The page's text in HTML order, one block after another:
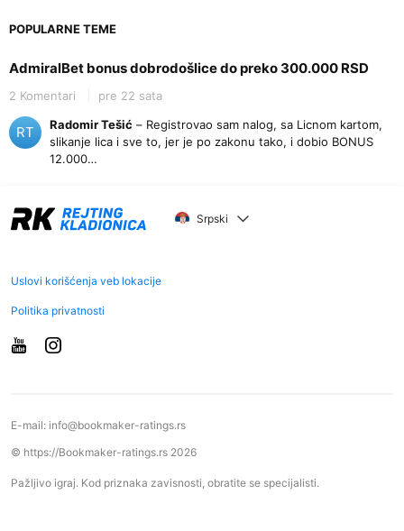
POPULARNE TEME
AdmiralBet bonus dobrodošlice do preko 300.000 RSD
2 Komentari pre 22 sata
RT Radomir Tešić – Registrovao sam nalog, sa Licnom kartom,
slikanje lica i sve to, jer je po zakonu tako, i dobio BONUS
12.000…
Srpski
Uslovi korišćenja veb lokacije
Politika privatnosti
E-mail: info@bookmaker-ratings.rs
© https://Bookmaker-ratings.rs 2026
Pažljivo igraj. Kod priznaka zavisnosti, obratite se specijalisti.